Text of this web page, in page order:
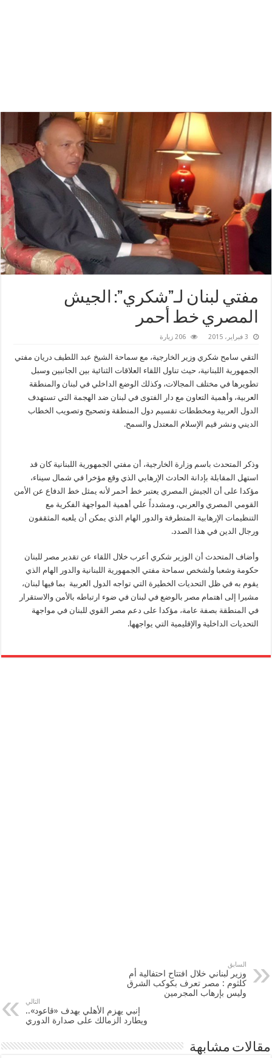
مفتي لبنان لـ”شكري”: الجيش
المصري خط أحمر
3 فبراير، 2015 206 زيارة
التقي سامح شكري وزير الخارجية، مع سماحة الشيخ عبد اللطيف دريان مفتي
الجمهورية اللبنانية، حيث تناول اللقاء العلاقات الثنائية بين الجانبين وسبل
تطويرها في مختلف المجالات، وكذلك الوضع الداخلي في لبنان والمنطقة
العربية، وأهمية التعاون مع دار الفتوى في لبنان ضد الهجمة التي تستهدف
الدول العربية ومخططات تقسيم دول المنطقة وتصحيح وتصويب الخطاب
الديني ونشر قيم الإسلام المعتدل والسمح.
وذكر المتحدث باسم وزارة الخارجية، أن مفتي الجمهورية اللبنانية كان قد
استهل المقابلة بإدانة الحادث الإرهابي الذي وقع مؤخرا في شمال سيناء،
مؤكدا على أن الجيش المصري يعتبر خط أحمر لأنه يمثل خط الدفاع عن الأمن
القومي المصري والعربي، ومشدداً علي أهمية المواجهة الفكرية مع
التنظيمات الإرهابية المتطرفة والدور الهام الذي يمكن أن يلعبه المثقفون
ورجال الدين في هذا الصدد.
وأضاف المتحدث أن الوزير شكري أعرب خلال اللقاء عن تقدير مصر للبنان
حكومة وشعبا ولشخص سماحة مفتي الجمهورية اللبنانية والدور الهام الذي
يقوم به في ظل التحديات الخطيرة التي تواجه الدول العربية بما فيها لبنان،
مشيرا إلى اهتمام مصر بالوضع في لبنان في ضوء ارتباطه بالأمن والاستقرار
في المنطقة بصفة عامة، مؤكدا على دعم مصر القوي للبنان في مواجهة
التحديات الداخلية والإقليمية التي يواجهها.
السابق
وزير لبناني خلال افتتاح احتفالية أم
كلثوم : مصر تعرف بكوكب الشرق
وليس بإرهاب المجرمين
التالي
إنبي يهزم الأهلي بهدف «قاعود»..
ويطارد الزمالك على صدارة الدوري
مقالات مشابهة